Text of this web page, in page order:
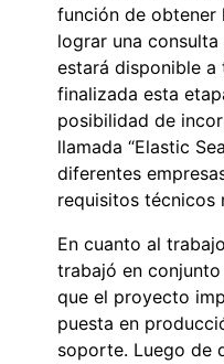
función de obtener
lograr una
estará disponible
finalizada esta
posibilidad de
llamada “Elastic
diferentes
requisitos técnicos
En cuanto al
trabajó en
que el proyecto
puesta en
soporte. Luego de